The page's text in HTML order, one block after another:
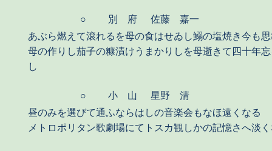
○ 別 府
佐藤 嘉一
あぶら燃えて滾れるを母の食はせゐし鰯の塩焼き今も
母の作りし茄子の糠漬けうまかりしを母逝きて四十年
し
○ 小 山
星野 清
昼のみを選びて通ふならはしの音楽会もなほ遠くなる
メトロポリタン歌劇場にてトスカ観しかの記憶さへ淡